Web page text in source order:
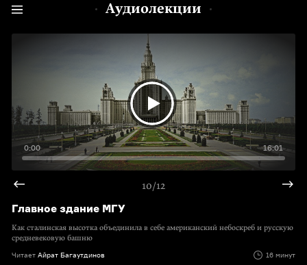
Аудиолекции
0:00 16:01
10/12
Главное здание МГУ
Как сталинская высотка объединила в себе американский небоскреб и русскую
средневековую башню
Читает Айрат Багаутдинов 16 минут